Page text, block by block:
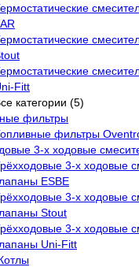
Fitt
категории (5)
фильтры
фильтры
3-х ходовые
3-х ходовые
ESBE
3-х ходовые
Stout
3-х ходовые
Uni-Fitt